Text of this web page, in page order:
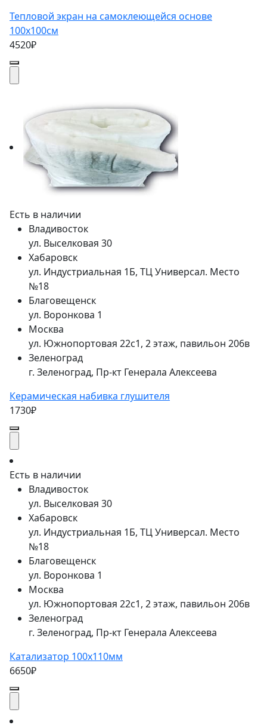
Тепловой экран на самоклеющейся основе
100x100см
4520₽
Есть в наличии
Владивосток
ул. Выселковая 30
Хабаровск
ул. Индустриальная 1Б, ТЦ Универсал. Место
№18
Благовещенск
ул. Воронкова 1
Москва
ул. Южнопортовая 22с1, 2 этаж, павильон 206в
Зеленоград
г. Зеленоград, Пр-кт Генерала Алексеева
Керамическая набивка глушителя
1730₽
Есть в наличии
Владивосток
ул. Выселковая 30
Хабаровск
ул. Индустриальная 1Б, ТЦ Универсал. Место
№18
Благовещенск
ул. Воронкова 1
Москва
ул. Южнопортовая 22с1, 2 этаж, павильон 206в
Зеленоград
г. Зеленоград, Пр-кт Генерала Алексеева
Катализатор 100x110мм
6650₽